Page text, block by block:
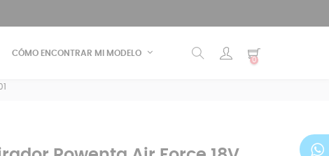
CÓMO ENCONTRAR MI MODELO
0